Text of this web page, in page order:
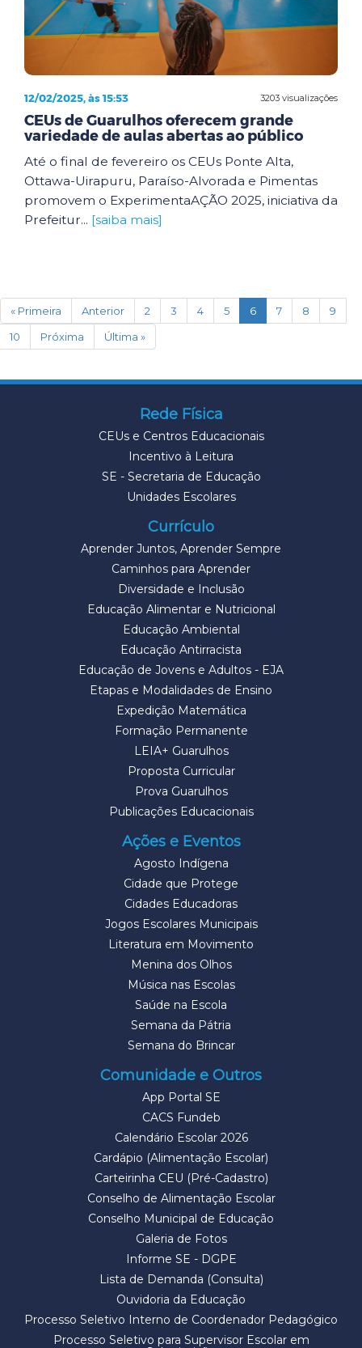
3203 visualizações
12/02/2025, às 15:53
CEUs de Guarulhos oferecem grande
variedade de aulas abertas ao público
Até o final de fevereiro os CEUs Ponte Alta,
Ottawa-Uirapuru, Paraíso-Alvorada e Pimentas
promovem o ExperimentaAÇÃO 2025, iniciativa da
Prefeitur... [saiba mais]
« Primeira Anterior 2 3 4 5 6(current)
7 8
9
10
Próxima Última »
Rede Física
CEUs e Centros Educacionais
Incentivo à Leitura
SE - Secretaria de Educação
Unidades Escolares
Currículo
Aprender Juntos, Aprender Sempre
Caminhos para Aprender
Diversidade e Inclusão
Educação Alimentar e Nutricional
Educação Ambiental
Educação Antirracista
Educação de Jovens e Adultos - EJA
Etapas e Modalidades de Ensino
Expedição Matemática
Formação Permanente
LEIA+ Guarulhos
Proposta Curricular
Prova Guarulhos
Publicações Educacionais
Ações e Eventos
Agosto Indígena
Cidade que Protege
Cidades Educadoras
Jogos Escolares Municipais
Literatura em Movimento
Menina dos Olhos
Música nas Escolas
Saúde na Escola
Semana da Pátria
Semana do Brincar
Comunidade e Outros
App Portal SE
CACS Fundeb
Calendário Escolar 2026
Cardápio (Alimentação Escolar)
Carteirinha CEU (Pré-Cadastro)
Conselho de Alimentação Escolar
Conselho Municipal de Educação
Galeria de Fotos
Informe SE - DGPE
Lista de Demanda (Consulta)
Ouvidoria da Educação
Processo Seletivo Interno de Coordenador Pedagógico
Processo Seletivo para Supervisor Escolar em